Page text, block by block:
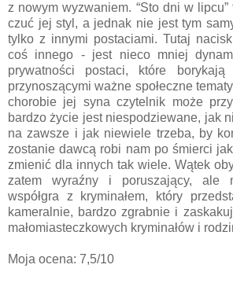
z nowym wyzwaniem. “Sto dni w
czuć jej styl, a jednak nie jest tym
tylko z innymi postaciami. Tutaj
coś innego - jest nieco mniej
prywatności postaci, które
przynoszącymi ważne społeczne
chorobie jej syna czytelnik może
bardzo życie jest niespodziewane, jak
na zawsze i jak niewiele trzeba, by
zostanie dawcą robi nam po śmierci
zmienić dla innych tak wiele. Wątek
zatem wyraźny i poruszający, ale
współgra z kryminałem, który
kameralnie, bardzo zgrabnie i
małomiasteczkowych kryminałów i
Moja ocena: 7,5/10